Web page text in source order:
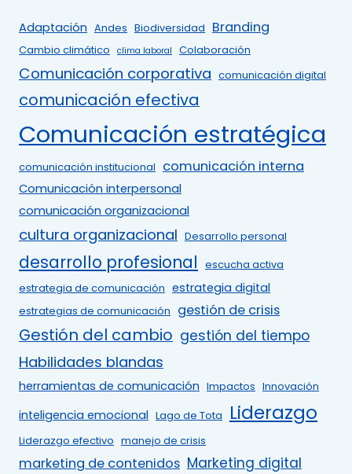
Adaptación Andes Biodiversidad Branding
Cambio climático clima laboral Colaboración
Comunicación corporativa comunicación digital
comunicación efectiva
Comunicación estratégica
comunicación institucional comunicación interna
Comunicación interpersonal
comunicación organizacional
cultura organizacional Desarrollo personal
desarrollo profesional escucha activa
estrategia de comunicación estrategia digital
estrategias de comunicación gestión de crisis
Gestión del cambio gestión del tiempo
Habilidades blandas
herramientas de comunicación Impactos Innovación
inteligencia emocional Lago de Tota Liderazgo
Liderazgo efectivo manejo de crisis
marketing de contenidos Marketing digital